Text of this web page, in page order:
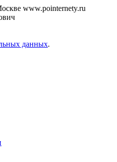
www.pointernety.ru
данных.